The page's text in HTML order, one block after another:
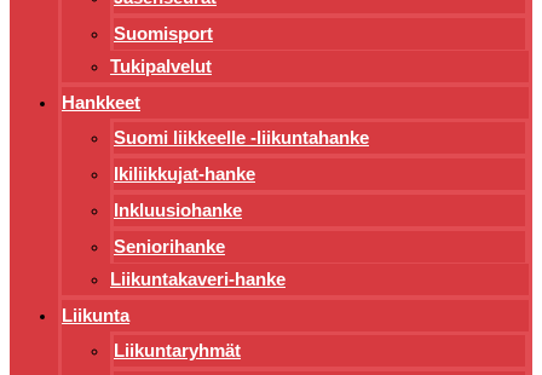
Suomisport
Tukipalvelut
Hankkeet
Suomi liikkeelle -liikuntahanke
Ikiliikkujat-hanke
Inkluusiohanke
Seniorihanke
Liikuntakaveri-hanke
Liikunta
Liikuntaryhmät